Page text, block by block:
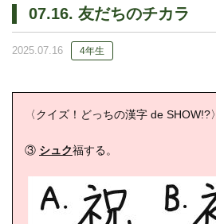
07.16. 友だちのチカラ
2025.07.16 4年生
〈クイズ！どっちの漢字 de SHOW!?〉
③ シュク福する。